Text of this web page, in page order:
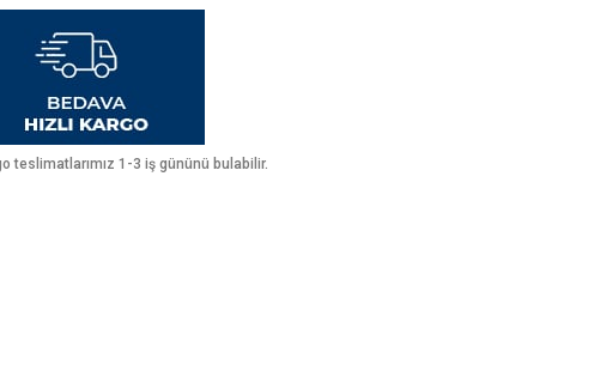
teslimatlarımız 1-3 iş gününü bulabilir.